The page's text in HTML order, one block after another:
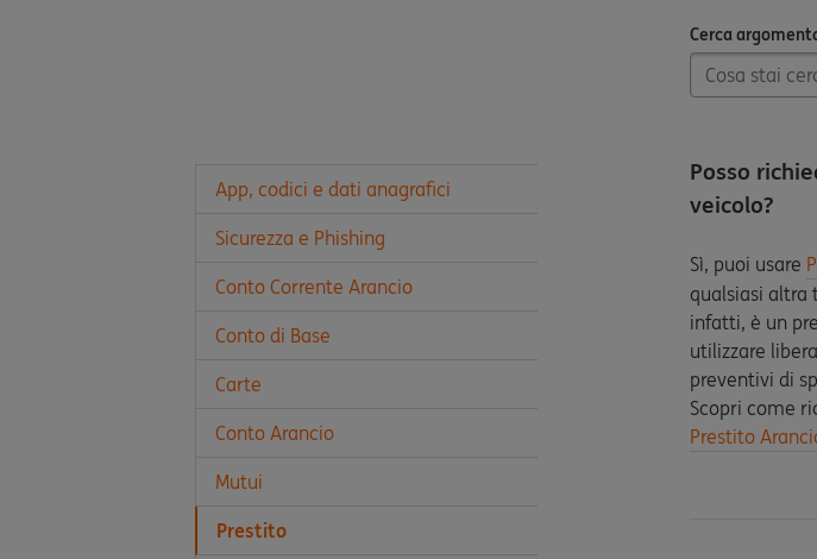
App, codici e dati anagrafici
Sicurezza e Phishing
Conto Corrente Arancio
Conto di Base
Carte
Conto Arancio
Mutui
Prestito
Cerca
Cerca
Posso
veicolo?
Sì, puoi usare
qualsiasi altra
infatti, è un
utilizzare
preventivi di
Scopri come
Prestito